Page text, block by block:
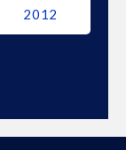
2012